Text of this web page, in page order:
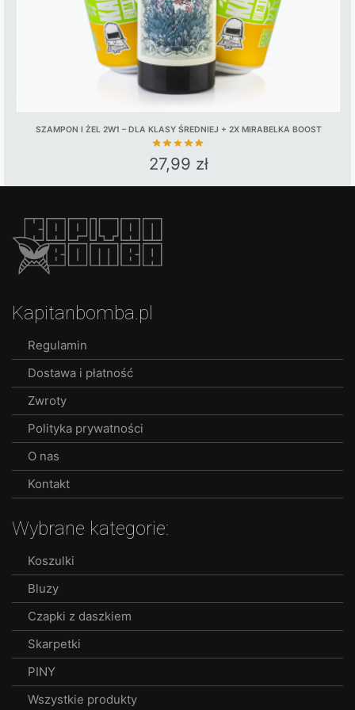
product
page
SZAMPON I ŻEL 2W1 – DLA KLASY ŚREDNIEJ + 2X MIRABELKA BOOST
27,99 zł
Kapitanbomba.pl
Regulamin
Dostawa i płatność
Zwroty
Polityka prywatności
O nas
Kontakt
Wybrane kategorie:
Koszulki
Bluzy
Czapki z daszkiem
Skarpetki
PINY
Wszystkie produkty